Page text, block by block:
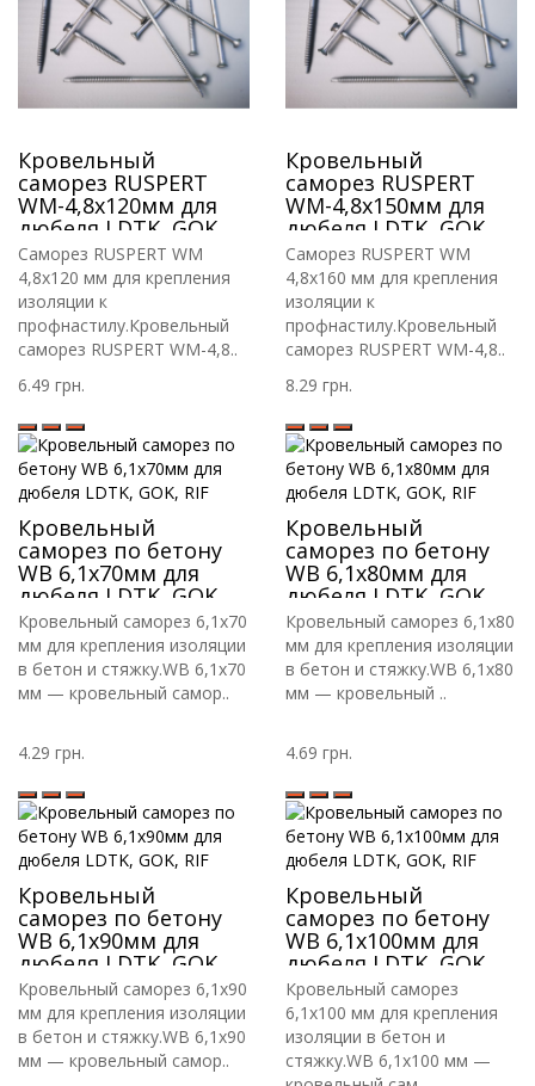
Кровельный
саморез RUSPERT
WM-4,8х120мм для
дюбеля LDTK, GOK,
RIF.
Саморез RUSPERT WM
4,8х120 мм для крепления
изоляции к
профнастилу.Кровельный
саморез RUSPERT WM-4,8..
6.49 грн.
Кровельный
саморез RUSPERT
WM-4,8х150мм для
дюбеля LDTK, GOK,
RIF.
Саморез RUSPERT WM
4,8х160 мм для крепления
изоляции к
профнастилу.Кровельный
саморез RUSPERT WM-4,8..
8.29 грн.
Кровельный
саморез по бетону
WB 6,1х70мм для
дюбеля LDTK, GOK,
RIF
Кровельный саморез 6,1х70
мм для крепления изоляции
в бетон и стяжку.WB 6,1х70
мм — кровельный самор..
4.29 грн.
Кровельный
саморез по бетону
WB 6,1х80мм для
дюбеля LDTK, GOK,
RIF
Кровельный саморез 6,1х80
мм для крепления изоляции
в бетон и стяжку.WB 6,1х80
мм — кровельный ..
4.69 грн.
Кровельный
саморез по бетону
WB 6,1х90мм для
дюбеля LDTK, GOK,
RIF
Кровельный саморез 6,1х90
мм для крепления изоляции
в бетон и стяжку.WB 6,1х90
мм — кровельный самор..
Кровельный
саморез по бетону
WB 6,1х100мм для
дюбеля LDTK, GOK,
RIF
Кровельный саморез
6,1х100 мм для крепления
изоляции в бетон и
стяжку.WB 6,1х100 мм —